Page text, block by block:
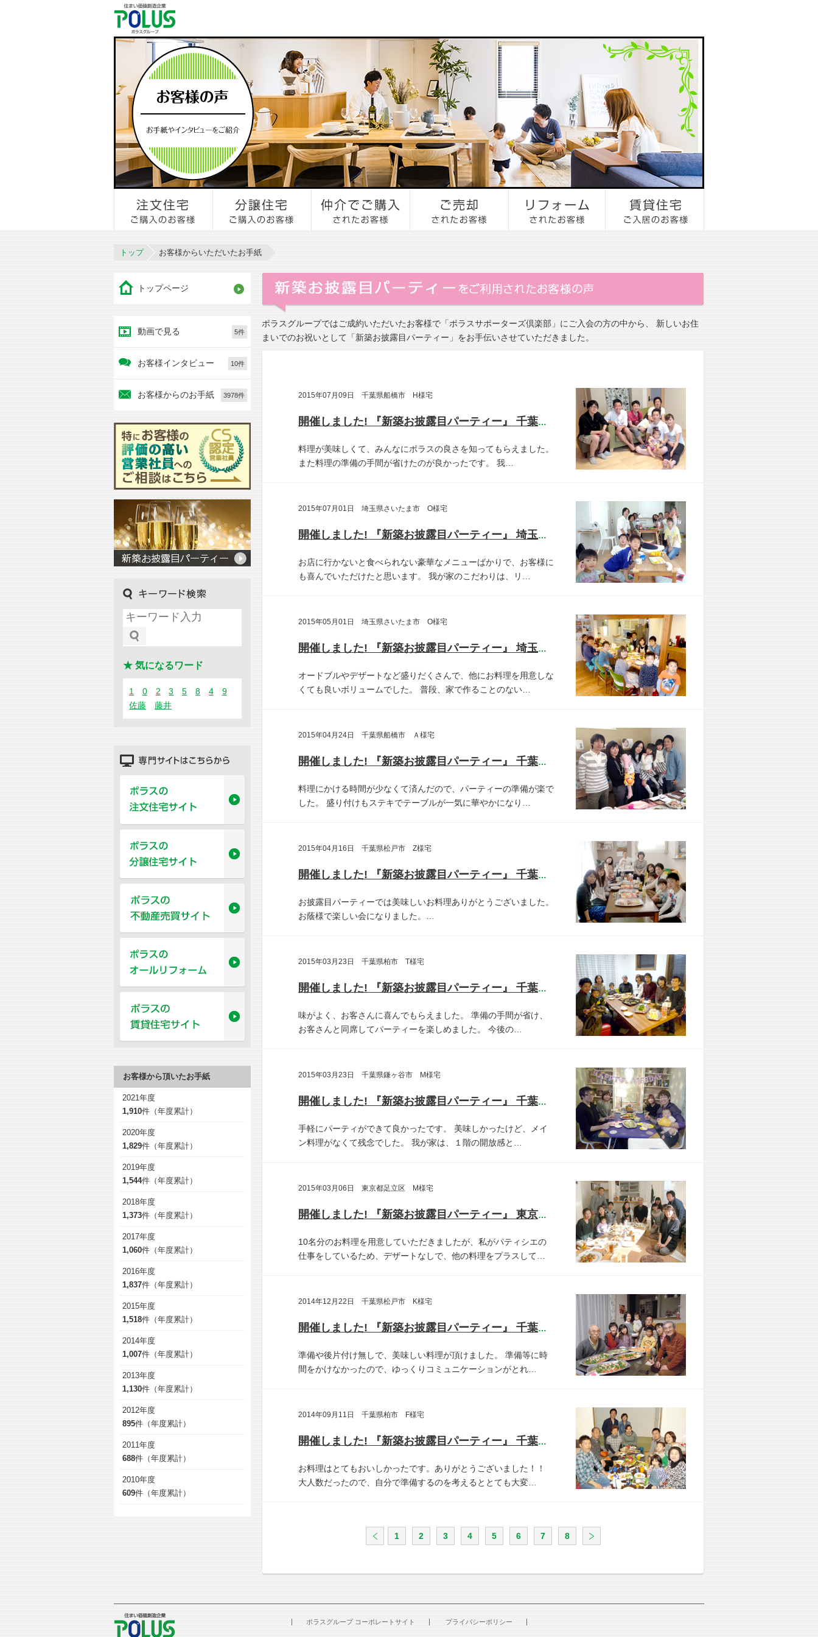
トップ お客様からいただいたお手紙
ポラスグループではご成約いただいたお客様で「ポラスサポーターズ倶楽部」にご入会の方の中から、 新しいお住
まいでのお祝いとして「新築お披露目パーティー」をお手伝いさせていただきました。
2015年07月09日 千葉県船橋市 H様宅
開催しました! 『新築お披露目パーティー』 千葉県船橋市 H様宅
料理が美味しくて、みんなにポラスの良さを知ってもらえました。
また料理の準備の手間が省けたのが良かったです。
我…
2015年07月01日 埼玉県さいたま市 O様宅
開催しました! 『新築お披露目パーティー』 埼玉県さいたま市 O様宅
お店に行かないと食べられない豪華なメニューばかりで、お客様に
も喜んでいただけたと思います。
我が家のこだわりは、リ…
2015年05月01日 埼玉県さいたま市 O様宅
開催しました! 『新築お披露目パーティー』 埼玉県さいたま市 O様宅
オードブルやデザートなど盛りだくさんで、他にお料理を用意しな
くても良いボリュームでした。
普段、家で作ることのない…
2015年04月24日 千葉県船橋市 Ａ様宅
開催しました! 『新築お披露目パーティー』 千葉県船橋市 A様宅
料理にかける時間が少なくて済んだので、パーティーの準備が楽で
した。
盛り付けもステキでテーブルが一気に華やかになり…
2015年04月16日 千葉県松戸市 Z様宅
開催しました! 『新築お披露目パーティー』 千葉県松戸市 Z様宅
お披露目パーティーでは美味しいお料理ありがとうございました。
お蔭様で楽しい会になりました。…
2015年03月23日 千葉県柏市 T様宅
開催しました! 『新築お披露目パーティー』 千葉県柏市 T様宅
味がよく、お客さんに喜んでもらえました。
準備の手間が省け、
お客さんと同席してパーティーを楽しめました。
今後の…
2015年03月23日 千葉県鎌ヶ谷市 M様宅
開催しました! 『新築お披露目パーティー』 千葉県鎌ヶ谷市 M様宅
手軽にパーティができて良かったです。
美味しかったけど、メイ
ン料理がなくて残念でした。
我が家は、１階の開放感と…
2015年03月06日 東京都足立区 M様宅
開催しました! 『新築お披露目パーティー』 東京都足立区 M様宅
10名分のお料理を用意していただきましたが、私がパティシエの
仕事をしているため、デザートなしで、他の料理をプラスして…
2014年12月22日 千葉県松戸市 K様宅
開催しました! 『新築お披露目パーティー』 千葉県松戸市 K様宅
準備や後片付け無しで、美味しい料理が頂けました。
準備等に時
間をかけなかったので、ゆっくりコミュニケーションがとれ…
2014年09月11日 千葉県柏市 F様宅
開催しました! 『新築お披露目パーティー』 千葉県柏市 F様宅
お料理はとてもおいしかったです。ありがとうございました！！
大人数だったので、自分で準備するのを考えるととても大変…
1 2 3 4 5 6 7 8
トップページ
動画で見る 5件
お客様インタビュー 10件
お客様からのお手紙 3978件
★ 気になるワード
1 0 2 3 5 8 4
9
佐藤
藤井
お客様から頂いたお手紙
2021年度
1,910件（年度累計）
2020年度
1,829件（年度累計）
2019年度
1,544件（年度累計）
2018年度
1,373件（年度累計）
2017年度
1,060件（年度累計）
2016年度
1,837件（年度累計）
2015年度
1,518件（年度累計）
2014年度
1,007件（年度累計）
2013年度
1,130件（年度累計）
2012年度
895件（年度累計）
2011年度
688件（年度累計）
2010年度
609件（年度累計）
ポラスグループ コーポレートサイト
プライバシーポリシー